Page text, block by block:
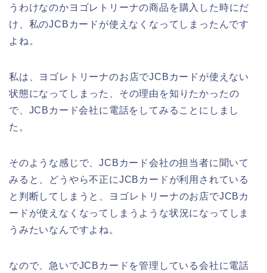
うわけなのかヨゴレトリーナの商品を購入した時にだ
け、私のJCBカードが使えなくなってしまったんです
よね。
私は、ヨゴレトリーナのお店でJCBカードが使えない
状態になってしまった、その理由を知りたかったの
で、JCBカード会社に電話をしてみることにしまし
た。
そのような感じで、JCBカード会社の担当者に聞いて
みると、どうやら不正にJCBカードが利用されている
と判断してしまうと、ヨゴレトリーナのお店でJCBカ
ードが使えなくなってしまうような状況になってしま
うみたいなんですよね。
なので、急いでJCBカードを管理している会社に電話